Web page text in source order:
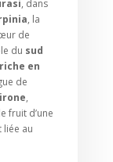
, dans
, la
de
du sud
en
de
,
fruit d’une
au